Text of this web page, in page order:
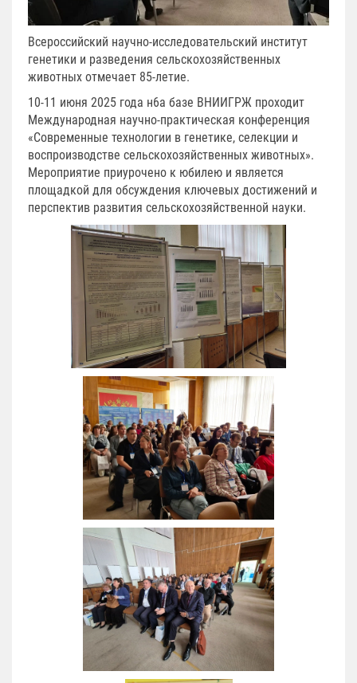
Всероссийский научно-исследовательский институт
генетики и разведения сельскохозяйственных
животных отмечает 85-летие.
10-11 июня 2025 года н6а базе ВНИИГРЖ проходит
Международная научно-практическая конференция
«Современные технологии в генетике, селекции и
воспроизводстве сельскохозяйственных животных».
Мероприятие приурочено к юбилею и является
площадкой для обсуждения ключевых достижений и
перспектив развития сельскохозяйственной науки.